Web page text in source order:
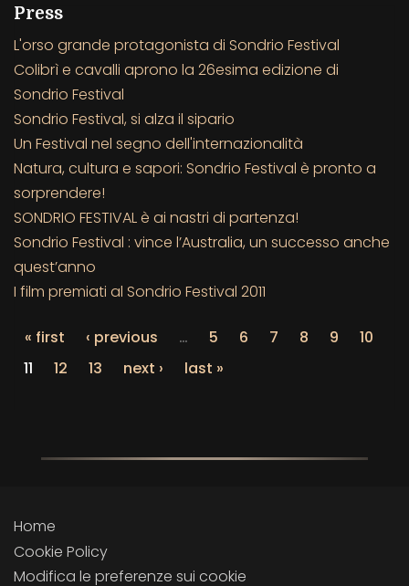
Press
L'orso grande protagonista di Sondrio Festival
Colibrì e cavalli aprono la 26esima edizione di
Sondrio Festival
Sondrio Festival, si alza il sipario
Un Festival nel segno dell'internazionalità
Natura, cultura e sapori: Sondrio Festival è pronto a
sorprendere!
SONDRIO FESTIVAL è ai nastri di partenza!
Sondrio Festival : vince l’Australia, un successo anche
quest’anno
I film premiati al Sondrio Festival 2011
« first ‹ previous … 5 6 7 8 9
10
11
12 13 next › last »
Home
Cookie Policy
Modifica le preferenze sui cookie